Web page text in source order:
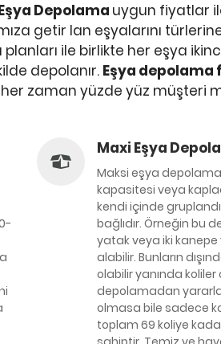
Depolama uygun fiyatlar
getir lan eşyalarını
ile birlikte her eşya
depolanır. Eşya depolama
zaman yüzde yüz müşteri
Maxi Eşya
Maksi eşya depolama
kapasitesi veya
kendi içinde
bağlıdır. Örneğin bu
yatak veya iki kanepe
alabilir. Bunların
olabilir yanında koliler
depolamadan
olmasa bile sadece
toplam 69 koliye